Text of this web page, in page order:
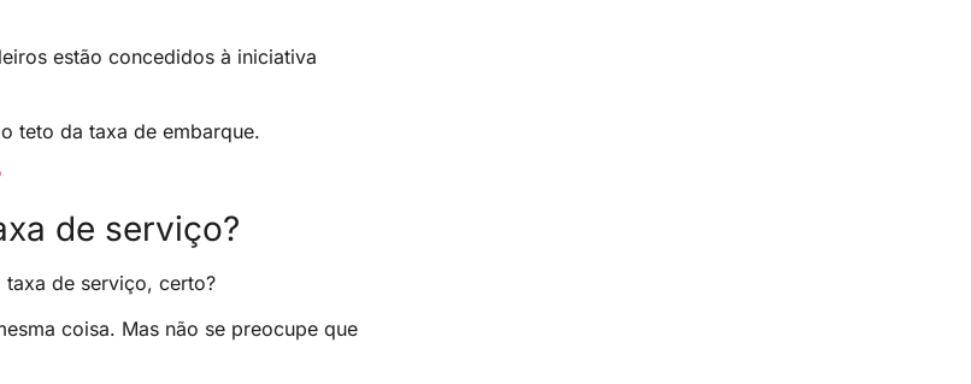
estão concedidos à iniciativa
teto da taxa de embarque.
de serviço?
de serviço, certo?
coisa. Mas não se preocupe que